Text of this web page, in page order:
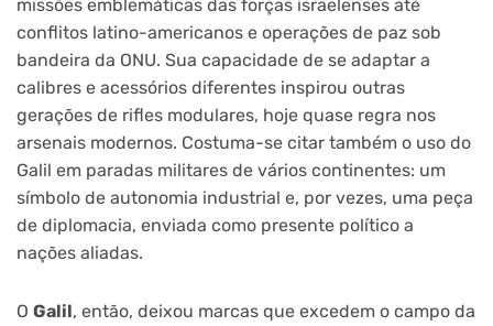
missões emblemáticas das forças israelenses até
conflitos latino-americanos e operações de paz sob
bandeira da ONU. Sua capacidade de se adaptar a
calibres e acessórios diferentes inspirou outras
gerações de rifles modulares, hoje quase regra nos
arsenais modernos. Costuma-se citar também o uso do
Galil em paradas militares de vários continentes: um
símbolo de autonomia industrial e, por vezes, uma peça
de diplomacia, enviada como presente político a
nações aliadas.
O Galil, então, deixou marcas que excedem o campo da